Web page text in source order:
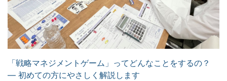
「戦略マネジメントゲーム」ってどんなことをするの？
― 初めての方にやさしく解説します